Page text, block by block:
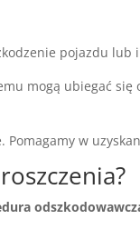
pojazdu lub
mogą ubiegać
Pomagamy w